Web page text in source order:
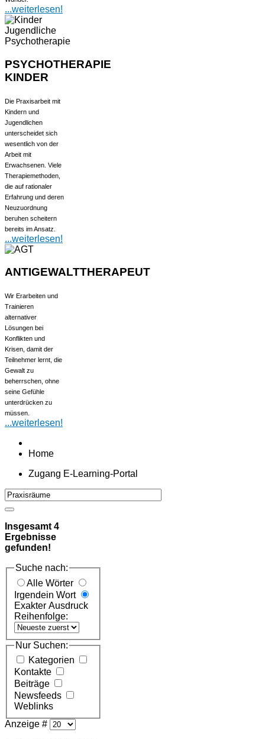
...weiterlesen!
PSYCHOTHERAPIE
KINDER
Die Praxisarbeit mit
Kindern und
Jugendlichen
unterscheidet sich
wesentlich von der
Arbeit mit
Erwachsenen. Viele
Therapiemethoden,
die auf rationaler
Erfahrung und deren
Neuzuordnung
beruhen scheitern
bereits im Ansatz.
...weiterlesen!
ANTIGEWALTTHERAPEUT
Wir Erarbeiten und
Trainieren
alternativer
Lösungen bei
Konflikten und
Krisen, damit der
Teilnehmer lernt, die
Gewalt zu
beherrschen, ohne
seine Gefühle
unterdrücken zu
müssen.
...weiterlesen!
Home
Zugang E-Learning-Portal
Insgesamt 4
Ergebnisse
gefunden!
Suche nach:
Alle Wörter
Irgendein Wort
Exakter Ausdruck
Reihenfolge:
Nur Suchen:
Kategorien
Kontakte
Beiträge
Newsfeeds
Weblinks
Anzeige #